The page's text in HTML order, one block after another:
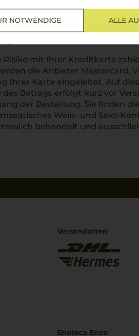
NOTWENDIGE ALLE
Risiko mit Ihrer Kreditkarte
die Anbieter Mastercard,
Ihrer Karte eingeleitet. Auf
Betrags erfolgt kurz vor
der Bestellung. Sie finden
Wein- und Sekt-
behandelt und
Versandarten
Enoteca Enzo